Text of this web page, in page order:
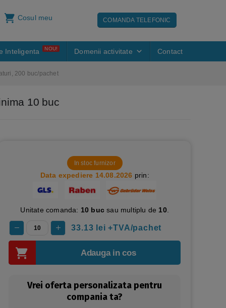
Cosul meu COMANDA TELEFONIC
Inteligenta NOU! Domenii activitate Contact
200 buc/pachet
10 buc
In stoc furnizor
Data expediere 14.08.2026 prin:
Unitate comanda: 10 bucsau multiplu de 10.
33.13 lei +TVA/pachet
Adauga in cos
Vrei oferta personalizata pentru
compania ta?